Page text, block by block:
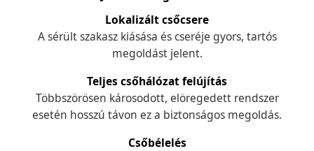
Lokalizált csőcsere
A sérült szakasz kiásása és cseréje gyors, tartós
megoldást jelent.
Teljes csőhálózat felújítás
Többszörösen károsodott, elöregedett rendszer
esetén hosszú távon ez a biztonságos megoldás.
Csőbélelés